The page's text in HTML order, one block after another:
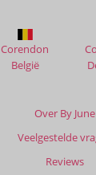
Over By June
Veelgestelde
Reviews
Corendon
België